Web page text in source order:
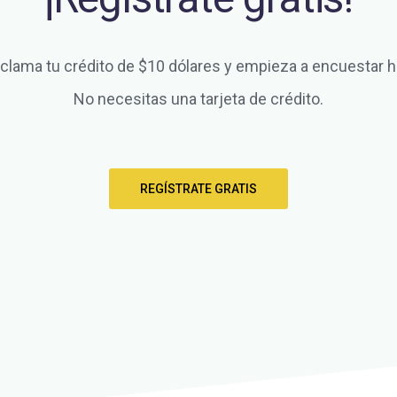
tu crédito de $10 dólares y empieza a encuestar
No necesitas una tarjeta de crédito.
REGÍSTRATE GRATIS